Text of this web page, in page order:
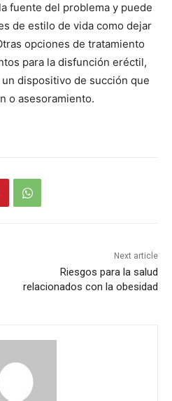
fuente del problema y puede
de estilo de vida como dejar
opciones de tratamiento
para la disfunción eréctil,
dispositivo de succión que
o asesoramiento.
Next article
Riesgos para la salud
relacionados con la obesidad